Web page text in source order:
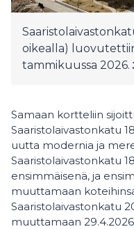
oikealla)
tammikuussa 2026.
Samaan kortteliin
Saaristolaivastonkatu
uutta modernia ja
Saaristolaivastonkatu
ensimmäisenä, ja
muuttamaan
Saaristolaivastonkatu
muuttamaan